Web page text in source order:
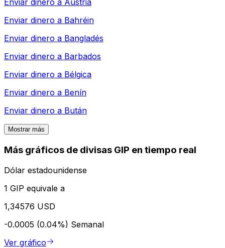
Enviar dinero a Austria
Enviar dinero a Bahréin
Enviar dinero a Bangladés
Enviar dinero a Barbados
Enviar dinero a Bélgica
Enviar dinero a Benín
Enviar dinero a Bután
Mostrar más
Más gráficos de divisas GIP en tiempo real
Dólar estadounidense
1 GIP equivale a
1,34576 USD
-0.0005 (0.04%) Semanal
Ver gráfico